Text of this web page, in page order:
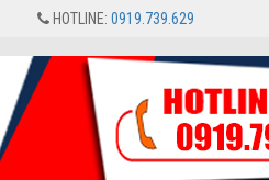
HOTLINE: 0919.739.629